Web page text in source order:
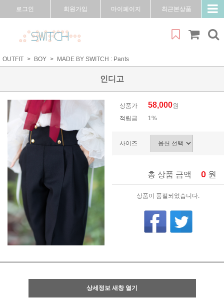
로그인 회원가입 마이페이지 최근본상품
OUTFIT BOY MADE BY SWITCH : Pants
인디고
상품가 58,000원
적립금
1%
사이즈
총 상품 금액 0 원
상품이 품절되었습니다.
상세정보 새창 열기